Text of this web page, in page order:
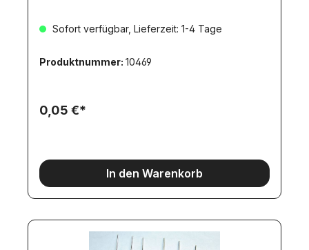
Sofort verfügbar, Lieferzeit: 1-4 Tage
Produktnummer: 10469
0,05 €*
In den Warenkorb